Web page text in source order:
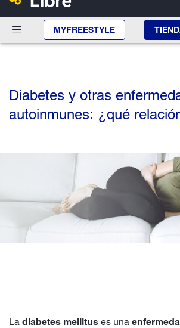
MYFREESTYLE
Diabetes y otras
autoinmunes: ¿qué
La diabetes mellitus es una